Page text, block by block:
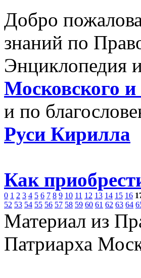
Добро
знаний по
Энциклопедия
Московского
и по
Руси Кирилла
Как
0 1 2 3 4 5 6 7 8 9 10 11 12 13 14 15 16
52 53 54 55 56 57 58 59 60 61 62 63 64
Материал из
Патриарха